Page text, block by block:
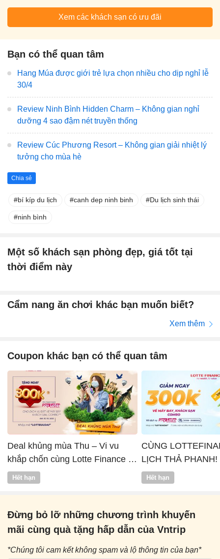
Xem các khách sạn có ưu đãi
Bạn có thể quan tâm
Hang Múa được giới trẻ lựa chọn nhiều cho dịp nghỉ lễ
30/4
Review Ninh Bình Hidden Charm – Không gian nghỉ
dưỡng 4 sao đậm nét truyền thống
Review Cúc Phương Resort – Không gian giải nhiệt lý
tưởng cho mùa hè
Chia sẻ
bí kíp du lịch canh dep ninh binh Du lịch sinh thái
ninh bình
Một số khách sạn phòng đẹp, giá tốt tại
thời điểm này
Cẩm nang ăn chơi khác bạn muốn biết?
Xem thêm
Coupon khác bạn có thể quan tâm
Deal khủng mùa Thu – Vi vu
khắp chốn cùng Lotte Finance x
Vntrip
Hết hạn
CÙNG
LỊCH THẢ PHANH!
Hết hạn
Đừng bỏ lỡ những chương trình khuyến
mãi cùng quà tặng hấp dẫn của Vntrip
*Chúng tôi cam kết không spam và lộ thông tin của bạn*